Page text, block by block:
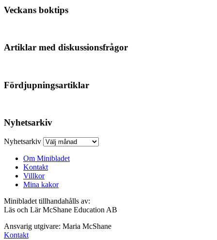
Veckans boktips
Artiklar med diskussionsfrågor
Fördjupningsartiklar
Nyhetsarkiv
Nyhetsarkiv
Om Minibladet
Kontakt
Villkor
Mina kakor
Minibladet tillhandahålls av:
Läs och Lär McShane Education AB
Ansvarig utgivare: Maria McShane
Kontakt